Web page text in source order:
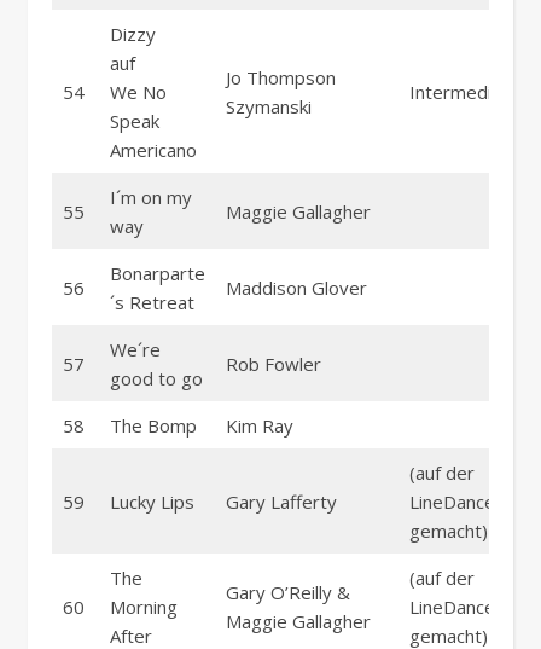
54
Dizzy
auf
We No
Speak
Americano
Jo Thompson
Szymanski
Intermediate
55
I´m on my
way
Maggie Gallagher
56
Bonarparte
´s Retreat
Maddison Glover
57
We´re
good to go
Rob Fowler
58 The Bomp Kim Ray
59 Lucky Lips Gary Lafferty
(auf der
LineDance
gemacht)
60
The
Morning
After
Gary O’Reilly &
Maggie Gallagher
(auf der
LineDance
gemacht)